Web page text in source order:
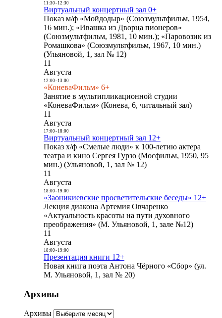
11:30- 12:30
Виртуальный концертный зал 0+
Показ м/ф «Мойдодыр» (Союзмультфильм, 1954,
16 мин.); «Ивашка из Дворца пионеров»
(Союзмультфильм, 1981, 10 мин.); «Паровозик из
Ромашкова» (Союзмультфильм, 1967, 10 мин.)
(Ульяновой, 1, зал № 12)
11
Августа
12:00- 13:00
«КоневаФильм» 6+
Занятие в мультипликационной студии
«КоневаФильм» (Конева, 6, читальный зал)
11
Августа
17:00- 18:00
Виртуальный концертный зал 12+
Показ х/ф «Смелые люди» к 100-летию актера
театра и кино Сергея Гурзо (Мосфильм, 1950, 95
мин.) (Ульяновой, 1, зал № 12)
11
Августа
18:00- 19:00
«Заоникиевские просветительские беседы» 12+
Лекция диакона Артемия Овчаренко
«Актуальность красоты на пути духовного
преображения» (М. Ульяновой, 1, зале №12)
11
Августа
18:00- 19:00
Презентация книги 12+
Новая книга поэта Антона Чёрного «Сбор» (ул.
М. Ульяновой, 1, зал № 20)
Архивы
Архивы